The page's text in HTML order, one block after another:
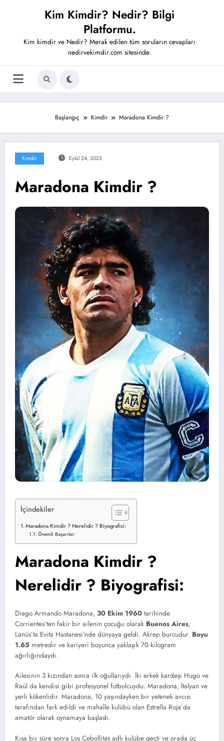
Kim Kimdir? Nedir? Bilgi
Platformu.
Kim kimdir ve Nedir? Merak edilen tüm soruların cevapları
nedirvekimdir.com sitesinde.
Başlangıç Kimdir Maradona Kimdir ?
Kimdir Eylül 24, 2025
Maradona Kimdir ?
İçindekiler
Maradona Kimdir ? Nerelidir ? Biyografisi:
Önemli Başarılar:
Maradona Kimdir ?
Nerelidir ? Biyografisi:
Diego Armando Maradona, 30 Ekim 1960 tarihinde
Corrientes’ten fakir bir ailenin çocuğu olarak Buenos Aires,
Lanús’ta Evita Hastanesi’nde dünyaya geldi. Akrep burcudur. Boyu
1.65 metredir ve kariyeri boyunca yaklaşık 70 kilogram
ağırlığındaydı.
Ailesinin 3 kızından sonra ilk oğullarıydı. İki erkek kardeşi Hugo ve
Raúl da kendisi gibi profesyonel futbolcuydu. Maradona, İtalyan ve
yerli kökenlidir. Maradona, 10 yaşındayken bir yetenek avcısı
tarafından fark edildi ve mahalle kulübü olan Estrella Roja’da
amatör olarak oynamaya başladı.
Kısa bir süre sonra Los Cebollitas adlı kulübe geçti ve orada üç